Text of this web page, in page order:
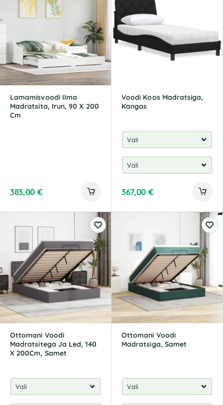
Lamamisvoodi Ilma
Madratsita, Irun, 90 X 200
Cm
383,00 €
Voodi Koos Madratsiga,
Kangas
367,00 €
Ottomani Voodi
Madratsitega Ja Led, 140
X 200Cm, Samet
Ottomani Voodi
Madratsiga, Samet